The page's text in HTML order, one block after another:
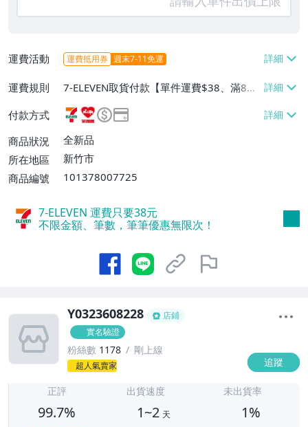
運費活動 運費抵用券 週末7-11免運
運費規則
7-ELEVEN取貨付款【單件運費$38、滿8件
或消費滿$3000免運費】、萊爾富取貨付款
【單件運費$60、消費滿$2000免運費】、
郵局掛號【單件運費$60、滿8件或消費滿
$3000免運費】
付款方式
商品狀況
全新品
所在地區
新竹市
商品編號
101378007725
7-ELEVEN 運費只要38元
不限金額、筆數，筆筆優惠無限次！
Y0323608228
店鋪
實名驗證
粉絲數 1178 剛上線
超人氣賣家 追蹤
正評
99.7%
出貨速度
1~2 天
未出貨率
1%